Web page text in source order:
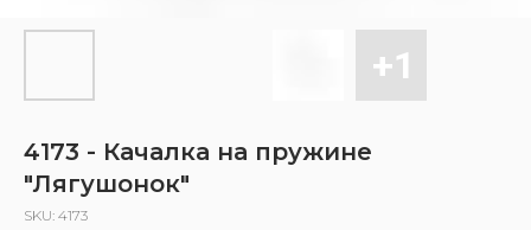
4173 - Качалка на пружине
"Лягушонок"
SKU: 4173